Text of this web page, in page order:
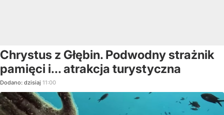
Chrystus z Głębin. Podwodny strażnik
pamięci i... atrakcja turystyczna
Dodano: dzisiaj 11:00